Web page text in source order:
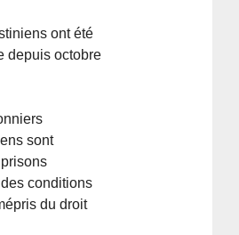
ont été
depuis octobre
sont
conditions
du droit